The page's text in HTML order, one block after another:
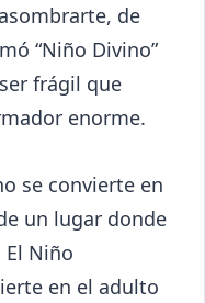
de
“Niño Divino”
frágil que
enorme.
se convierte en
un lugar donde
Niño
en el adulto